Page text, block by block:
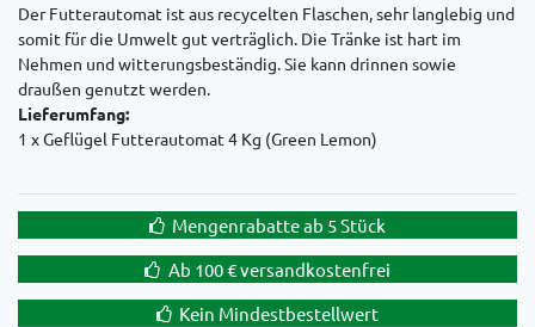
Der Futterautomat ist aus recycelten Flaschen, sehr langlebig und
somit für die Umwelt gut verträglich. Die Tränke ist hart im
Nehmen und witterungsbeständig. Sie kann drinnen sowie
draußen genutzt werden.
Lieferumfang:
1 x Geflügel Futterautomat 4 Kg (Green Lemon)
Mengenrabatte ab 5 Stück
Ab 100 € versandkostenfrei
Kein Mindestbestellwert